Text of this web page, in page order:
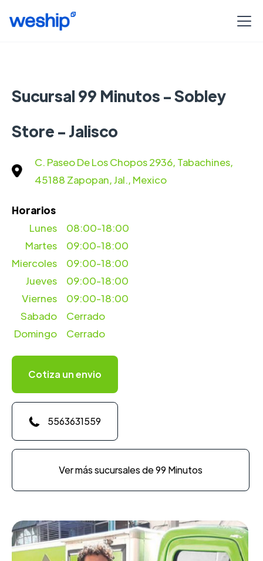
Sucursal 99 Minutos - Sobley
Store - Jalisco
C. Paseo De Los Chopos 2936, Tabachines,
45188 Zapopan, Jal., Mexico
Horarios
08:00-18:00
Martes
Miercoles
Lunes
09:00-18:00
09:00-18:00
Jueves
09:00-18:00
Viernes
09:00-18:00
Sabado
Cerrado
Domingo
Cerrado
Cotiza un envio
5563631559
Ver más sucursales de 99 Minutos